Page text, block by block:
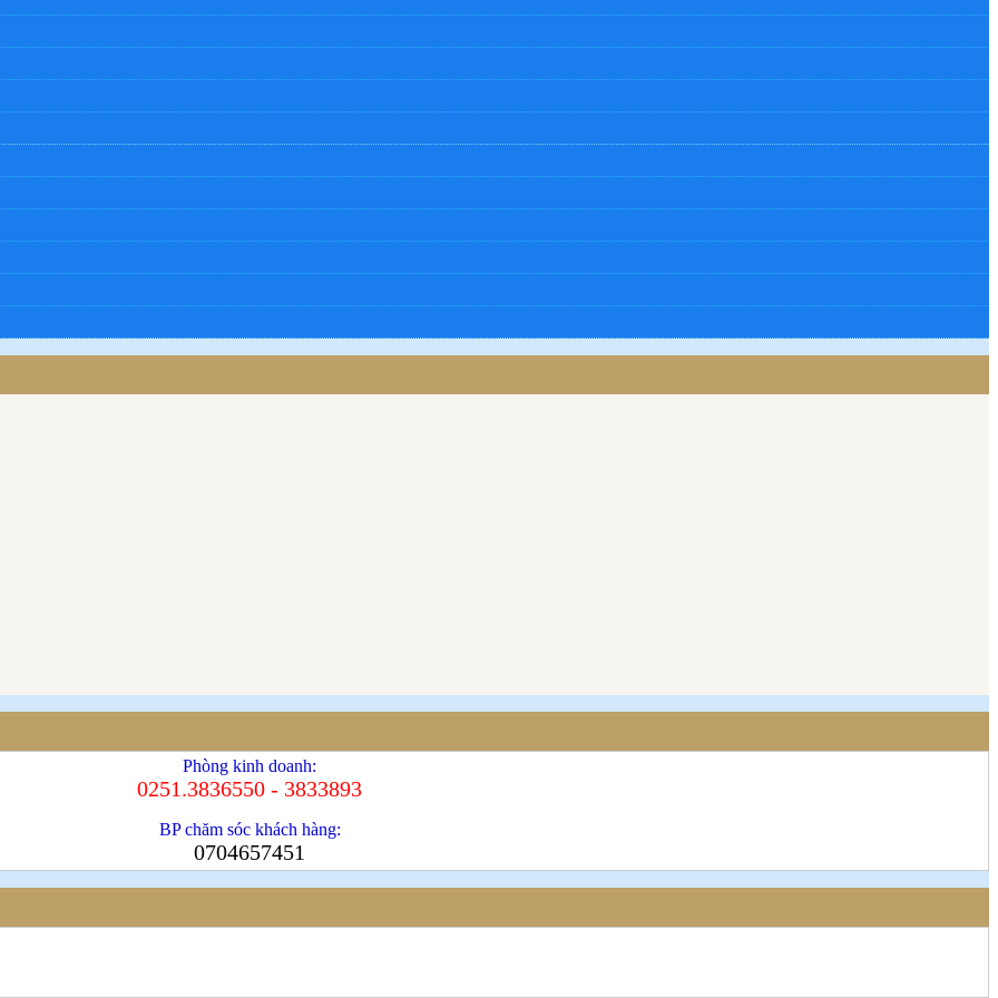
Phòng kinh doanh:
0251.3836550 - 3833893
BP chăm sóc khách hàng:
0704657451